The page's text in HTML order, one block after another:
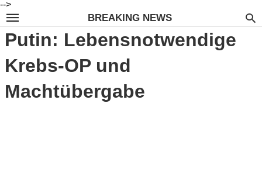
-->
BREAKING NEWS
Putin: Lebensnotwendige
Krebs-OP und
Machtübergabe